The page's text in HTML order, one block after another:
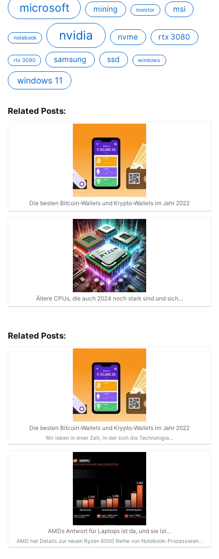
microsoft mining monitor msi
notebook nvidia nvme rtx 3080
rtx 3090 samsung ssd windows
windows 11
Related Posts:
Die besten Bitcoin-Wallets und Krypto-Wallets im Jahr 2022
Ältere CPUs, die auch 2024 noch stark sind und sich…
Related Posts:
Die besten Bitcoin-Wallets und Krypto-Wallets im Jahr 2022
Wir leben in einer Zeit, in der sich die Technologie…
AMDs Antwort für Laptops ist da, und sie ist…
AMD hat Details zur neuen Ryzen 6000 Reihe von Notebook-Prozessoren…